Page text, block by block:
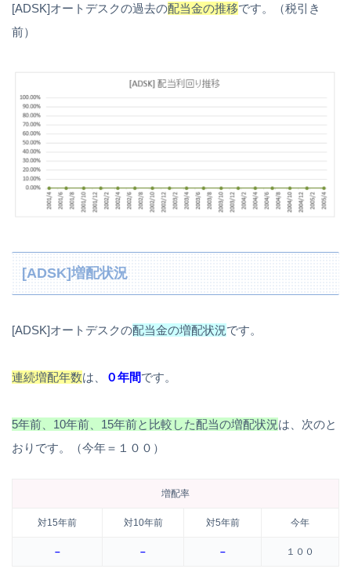
[ADSK]オートデスクの過去の配当金の推移です。（税引き
前）
[ADSK]増配状況
[ADSK]オートデスクの配当金の増配状況です。
連続増配年数は、 ０年間です。
5年前、10年前、15年前と比較した配当の増配状況は、次のと
おりです。（今年＝１００）
増配率
対15年前 対10年前 対5年前 今年
– – – １００